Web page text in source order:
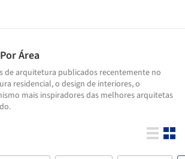
Área
de arquitetura publicados recentemente no
residencial, o design de interiores, o
mais inspiradores das melhores arquitetas